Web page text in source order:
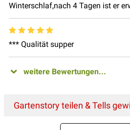
Winterschlaf,nach 4 Tagen ist er
*** Qualität supper
weitere Bewertungen...
Gartenstory teilen & Tells